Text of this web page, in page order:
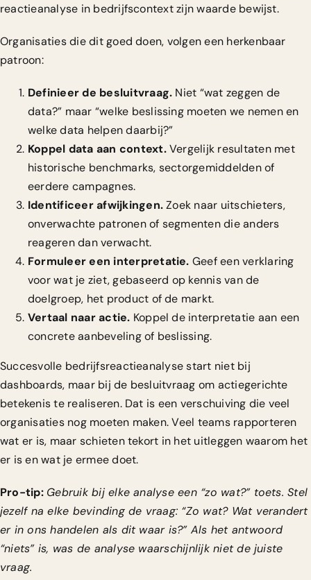
reactieanalyse in bedrijfscontext zijn waarde bewijst.
Organisaties die dit goed doen, volgen een herkenbaar
patroon:
Definieer de besluitvraag. Niet “wat zeggen de
data?” maar “welke beslissing moeten we nemen en
welke data helpen daarbij?”
Koppel data aan context.Vergelijk resultaten met
historische benchmarks, sectorgemiddelden of
eerdere campagnes.
Identificeer afwijkingen.Zoek naar uitschieters,
onverwachte patronen of segmenten die anders
reageren dan verwacht.
Formuleer een interpretatie. Geef een verklaring
voor wat je ziet, gebaseerd op kennis van de
doelgroep, het product of de markt.
Vertaal naar actie. Koppel de interpretatie aan een
concrete aanbeveling of beslissing.
Succesvolle bedrijfsreactieanalyse start niet bij
dashboards, maar bij de besluitvraag om actiegerichte
betekenis te realiseren. Dat is een verschuiving die veel
organisaties nog moeten maken. Veel teams rapporteren
wat er is, maar schieten tekort in het uitleggen waarom het
er is en wat je ermee doet.
Pro-tip: Gebruik bij elke analyse een “zo wat?” toets. Stel
jezelf na elke bevinding de vraag: “Zo wat? Wat verandert
er in ons handelen als dit waar is?” Als het antwoord
“niets” is, was de analyse waarschijnlijk niet de juiste
vraag.